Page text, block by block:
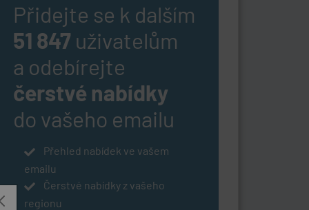
Přidejte se k dalším
51 847 uživatelům
a odebírejte
čerstvé nabídky
do vašeho emailu
Přehled nabídek ve vašem
emailu
Čerstvé nabídky z vašeho
regionu